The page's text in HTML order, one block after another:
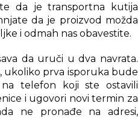
da je transportna kutija
da je proizvod možda
i odmah nas obavestite.
da uruči u dva navrata.
ukoliko prva isporuka bude
telefon koji ste ostavili
i ugovori novi termin za
ne pronađe na adresi,